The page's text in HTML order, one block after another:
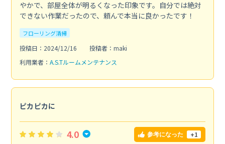
やかで、部屋全体が明るくなった印象です。自分では絶対
できない作業だったので、頼んで本当に良かったです！
フローリング清掃
投稿日：2024/12/16
投稿者：maki
利用業者： A.S.Tルームメンテナンス
ピカピカに
4.0 参考になった +1